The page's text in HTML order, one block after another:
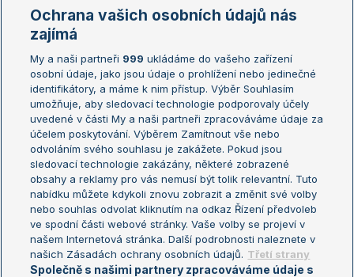
Žebříčky
Žebříček ATP (muži)
Žebříček WTA (ženy)
Sázkařský žebříček
Australian Open
French Open
Wimbledon
US Open
Turnaj mistrů
Turnaj mistryň
Aktualní trendy
Fotbalové přestupy
Livesport Daily
LS Prague Open
Ochrana vašich osobních údajů nás
zajímá
My a naši partneři 999 ukládáme do vašeho zařízení
osobní údaje, jako jsou údaje o prohlížení nebo jedinečné
identifikátory, a máme k nim přístup. Výběr Souhlasím
umožňuje, aby sledovací technologie podporovaly účely
uvedené v části My a naši partneři zpracováváme údaje za
účelem poskytování. Výběrem Zamítnout vše nebo
odvoláním svého souhlasu je zakážete. Pokud jsou
sledovací technologie zakázány, některé zobrazené
obsahy a reklamy pro vás nemusí být tolik relevantní. Tuto
nabídku můžete kdykoli znovu zobrazit a změnit své volby
nebo souhlas odvolat kliknutím na odkaz Řízení předvoleb
ve spodní části webové stránky. Vaše volby se projeví v
našem Internetová stránka. Další podrobnosti naleznete v
našich Zásadách ochrany osobních údajů. Třetí strany
Společně s našimi partnery zpracováváme údaje s